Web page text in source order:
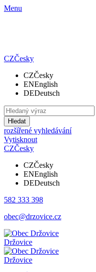
Menu
CZČesky
CZČesky
ENEnglish
DEDeutsch
Hledat
rozšířené vyhledávání
Vytisknout
CZČesky
CZČesky
ENEnglish
DEDeutsch
582 333 398
obec@drzovice.cz
Držovice
Držovice